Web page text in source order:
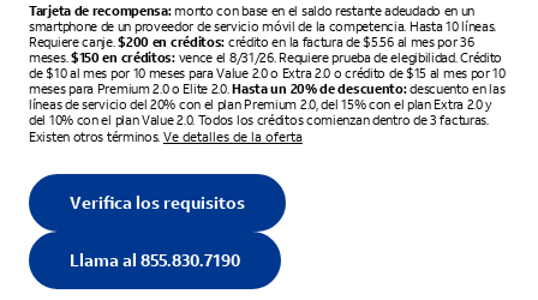
Tarjeta de recompensa:monto con base en el saldo restante adeudado en un
smartphone de un proveedor de servicio móvil de la competencia. Hasta 10 líneas.
Requiere canje.$200 en créditos: crédito en la factura de $5.56 al mes por 36
meses. $150 en créditos:vence el 8/31/26. Requiere prueba de elegibilidad. Crédito
de $10 al mes por 10 meses para Value 2.0 o Extra 2.0 o crédito de $15 al mes por 10
meses para Premium 2.0 o Elite 2.0.Hasta un 20% de descuento:descuento en las
líneas de servicio del 20% con el plan Premium 2.0, del 15% con el plan Extra 2.0 y
del 10% con el plan Value 2.0. Todos los créditos comienzan dentro de 3 facturas.
Existen otros términos. Ve detalles de la oferta
Verifica los requisitos
Llama al 855.830.7190